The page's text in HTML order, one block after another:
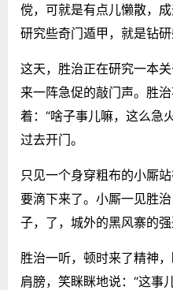
傥，可就是有点儿懒散，
研究些奇门遁甲，就是钻研
这天，胜治正在研究一本
来一阵急促的敲门声。胜
着：“啥子事儿嘛，这么急
过去开门。
只见一个身穿粗布的小厮
要滴下来了。小厮一见胜
子，了，城外的黑风寨的
胜治一听，顿时来了精神
肩膀，笑眯眯地说：“这事